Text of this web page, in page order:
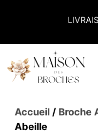
Accueil / Broche
Abeille